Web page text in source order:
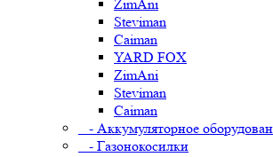
ZimAni
Steviman
Caiman
YARD FOX
ZimAni
Steviman
Caiman
- Аккумуляторное
- Газонокосилки